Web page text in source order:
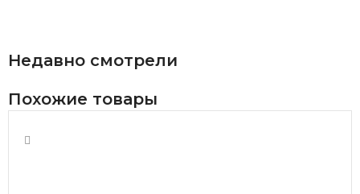
Недавно смотрели
Похожие товары